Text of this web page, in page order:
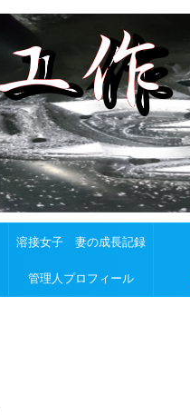
溶接女子 妻の成長記録
管理人プロフィール